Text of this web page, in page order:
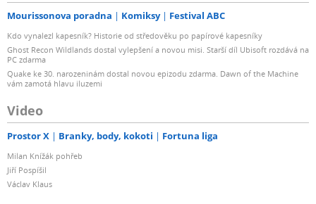
Mourissonova poradna Komiksy Festival ABC
Kdo vynalezl kapesník? Historie od středověku po papírové kapesníky
Ghost Recon Wildlands dostal vylepšení a novou misi. Starší díl Ubisoft rozdává na
PC zdarma
Quake ke 30. narozeninám dostal novou epizodu zdarma. Dawn of the Machine
vám zamotá hlavu iluzemi
Video
Prostor X Branky, body, kokoti Fortuna liga
Milan Knížák pohřeb
Jiří Pospíšil
Václav Klaus